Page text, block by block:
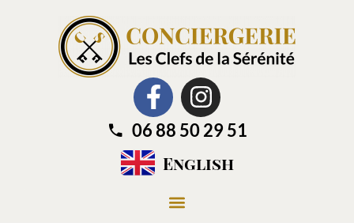
06 88 50 29 51
English